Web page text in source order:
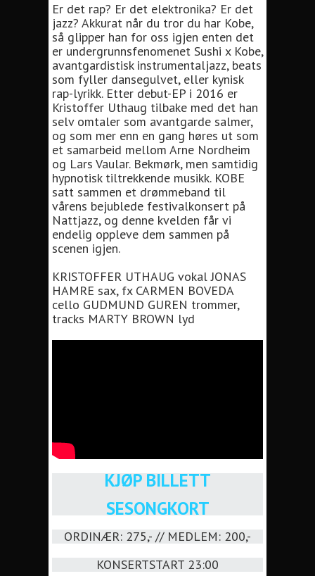
Er det rap? Er det elektronika? Er det
jazz? Akkurat når du tror du har Kobe,
så glipper han for oss igjen enten det
er undergrunnsfenomenet Sushi x Kobe,
avantgardistisk instrumentaljazz, beats
som fyller dansegulvet, eller kynisk
rap-lyrikk. Etter debut-EP i 2016 er
Kristoffer Uthaug tilbake med det han
selv omtaler som avantgarde salmer,
og som mer enn en gang høres ut som
et samarbeid mellom Arne Nordheim
og Lars Vaular. Bekmørk, men samtidig
hypnotisk tiltrekkende musikk. KOBE
satt sammen et drømmeband til
vårens bejublede festivalkonsert på
Nattjazz, og denne kvelden får vi
endelig oppleve dem sammen på
scenen igjen.
KRISTOFFER UTHAUG vokal JONAS
HAMRE sax, fx CARMEN BOVEDA
cello GUDMUND GUREN trommer,
tracks MARTY BROWN lyd
KJØP BILLETT
SESONGKORT
ORDINÆR: 275,- // MEDLEM: 200,-
KONSERTSTART 23:00